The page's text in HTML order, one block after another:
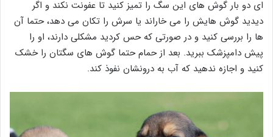
ای دو بار گوش های این سگ را تمیز کنید تا عفونت نکند و اگر
دیدید گوش هایش را می خاراند یا سرش را تکان می دهد، حتما آن
ها را بررسی کنید و در صورتی که حس کردید مشکلی دارند، او را
پیش دامپزشک ببرید. بعد از حمام حتما گوش های سگتان را خشک
کنید و اجازه ندهید که آب به درونشان نفوذ کند.